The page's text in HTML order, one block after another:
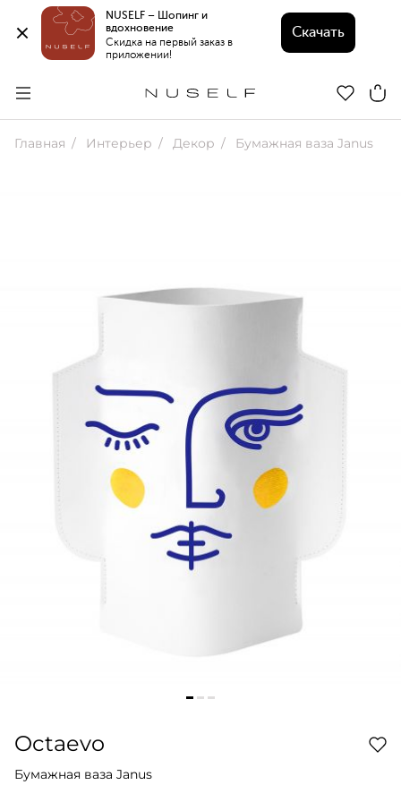
NUSELF – Шопинг и
вдохновение
Скидка на первый заказ в
приложении!
Скачать
Главная Интерьер Декор Бумажная ваза Janus
Octaevo
Бумажная ваза Janus